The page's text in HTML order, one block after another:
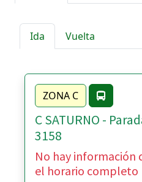
Ida Vuelta
ZONA C
C SATURNO -
3158
No hay información
el horario completo